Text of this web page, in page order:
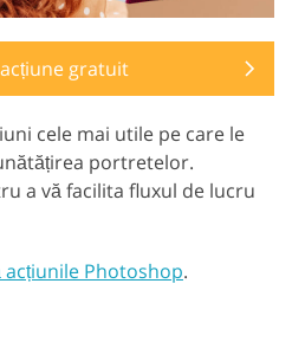
gratuit
cele mai utile pe care le
portretelor.
a vă facilita fluxul de lucru
acțiunile Photoshop.